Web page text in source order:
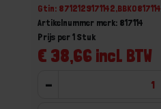
Gtin: 8712129171142,BBKO817114
Artikelnummer merk: 817114
€ 38,66 incl. BTW
Prijs per 1 Stuk
-